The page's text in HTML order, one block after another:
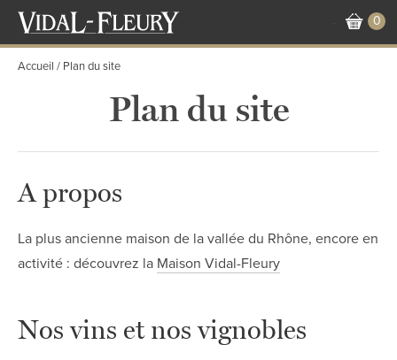
Aller
contenu
0
Accueil Plan du site
Plan du site
A propos
La plus ancienne maison de la vallée du Rhône, encore en
activité : découvrez la Maison Vidal-Fleury
Nos vins et nos vignobles